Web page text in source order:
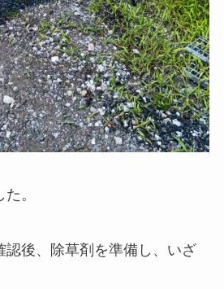
。
認後、除草剤を準備し、いざ